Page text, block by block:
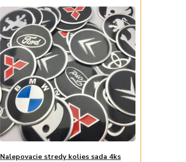
Nalepovacie stredy kolies sada 4ks